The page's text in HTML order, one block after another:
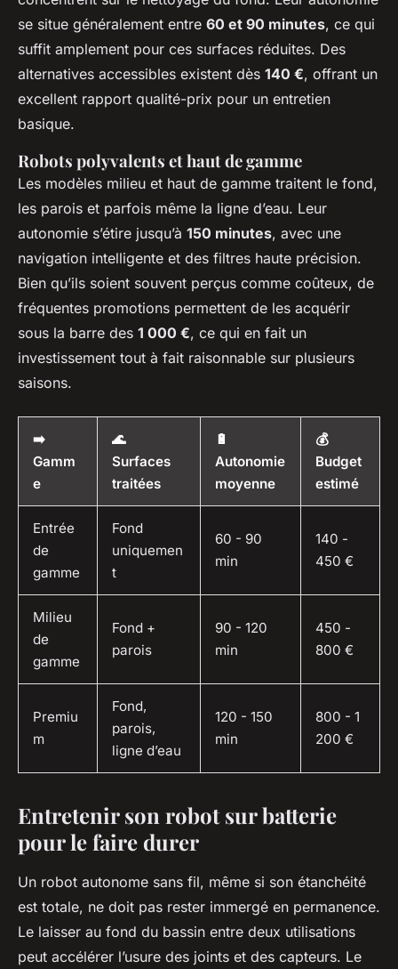
se situe généralement entre 60 et 90 minutes, ce qui
suffit amplement pour ces surfaces réduites. Des
alternatives accessibles existent dès 140 €, offrant un
excellent rapport qualité-prix pour un entretien
basique.
Robots polyvalents et haut de gamme
Les modèles milieu et haut de gamme traitent le fond,
les parois et parfois même la ligne d’eau. Leur
autonomie s’étire jusqu’à 150 minutes, avec une
navigation intelligente et des filtres haute précision.
Bien qu’ils soient souvent perçus comme coûteux, de
fréquentes promotions permettent de les acquérir
sous la barre des 1 000 €, ce qui en fait un
investissement tout à fait raisonnable sur plusieurs
saisons.
➡️
Gamm
e
🌊
Surfaces
traitées
🔋
Autonomie
moyenne
💰
Budget
estimé
Entrée
de
gamme
Fond
uniquemen
t
60 - 90
min
140 -
450 €
Milieu
de
gamme
Fond +
parois
90 - 120
min
450 -
800 €
Premiu
m
Fond,
parois,
ligne d’eau
120 - 150
min
800 - 1
200 €
Entretenir son robot sur batterie
pour le faire durer
Un robot autonome sans fil, même si son étanchéité
est totale, ne doit pas rester immergé en permanence.
Le laisser au fond du bassin entre deux utilisations
peut accélérer l’usure des joints et des capteurs. Le